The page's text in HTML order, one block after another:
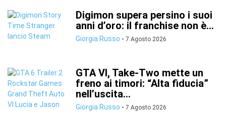
Digimon supera persino i suoi
anni d’oro: il franchise non è...
Giorgia Russo - 7 Agosto 2026
GTA VI, Take-Two mette un
freno ai timori: “Alta fiducia”
nell’uscita...
Giorgia Russo - 7 Agosto 2026